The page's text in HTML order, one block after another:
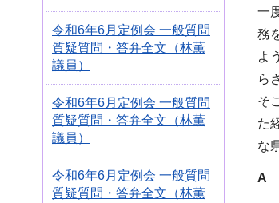
令和6年6月定例会 一般質問
質疑質問・答弁全文（林薫
議員）
令和6年6月定例会 一般質問
質疑質問・答弁全文（林薫
議員）
令和6年6月定例会 一般質問
質疑質問・答弁全文（林薫
一
務
よ
ら
そ
た
な
A